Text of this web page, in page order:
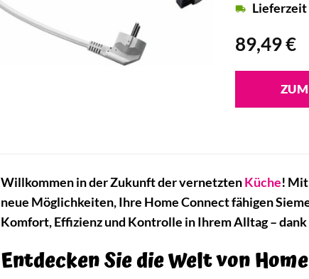
89,49€
Lieferzeit
Willkommen in der Zukunft der vernetztenKüche!
neue Möglichkeiten, Ihre Home Connect fähigen
Komfort, Effizienz und Kontrolle in Ihrem Alltag –
Entdecken Sie die Welt von